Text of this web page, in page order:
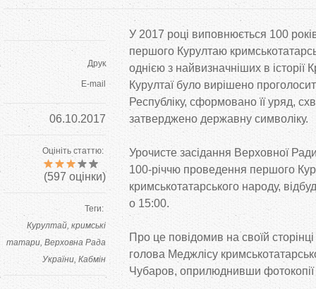
Друк
E-mail
06.10.2017
Оцініть статтю:
(597 оцінки)
Теги:
Курултай кримські
татари Верховна Рада
України Кабмін
У 2017 році виповнюється 100
першого Курултаю
однією з найвизначніших в
Курултаї було вирішено
Республіку, сформовано її уряд,
затверджено державну символіку.
Урочисте засідання Верховної
100-річчю проведення першого
кримськотатарського народу,
о 15:00.
Про це повідомив на своїй
голова Меджлісу
Чубаров, оприлюднивши фотокопії